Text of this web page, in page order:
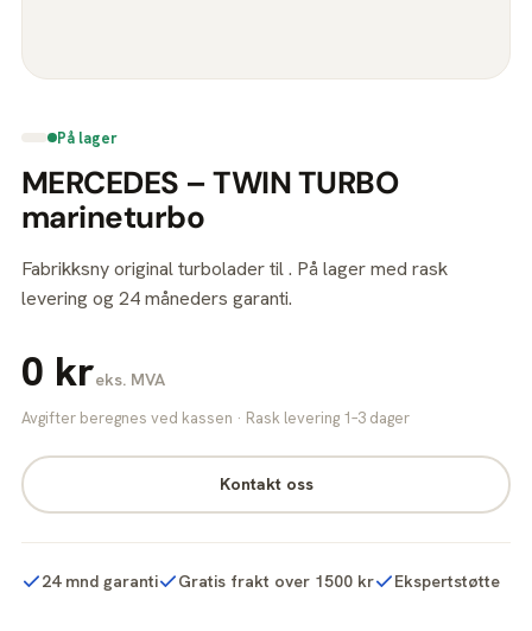
På lager
MERCEDES – TWIN TURBO
marineturbo
Fabrikksny original turbolader til . På lager med rask
levering og 24 måneders garanti.
0 kreks. MVA
Avgifter beregnes ved kassen · Rask levering 1–3 dager
Kontakt oss
24 mnd garanti Gratis frakt over 1500 kr Ekspertstøtte